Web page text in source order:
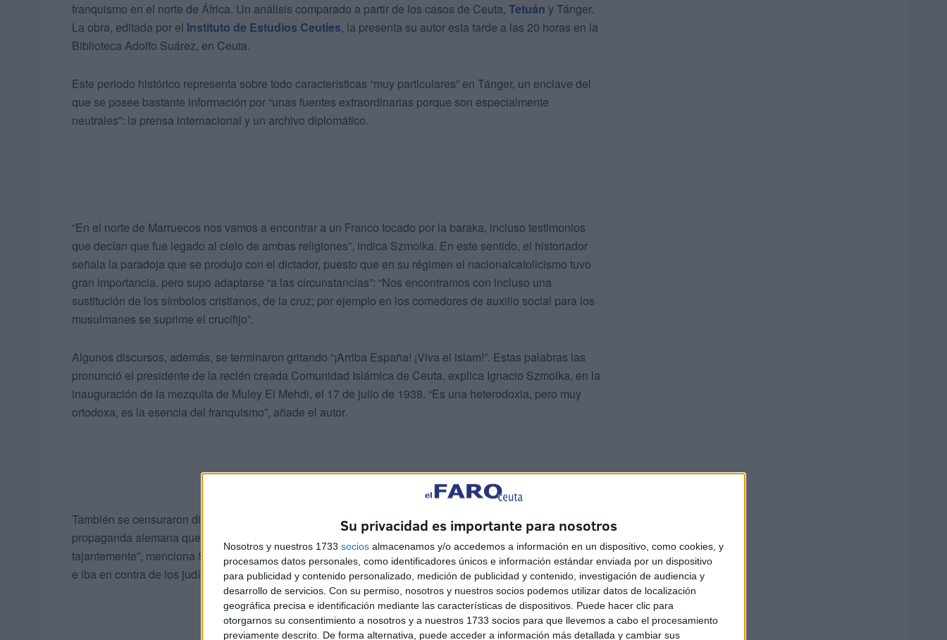
Su privacidad es importante para nosotros
Nosotros y nuestros 1733 socios almacenamos y/o accedemos a información en un dispositivo, como cookies, y
procesamos datos personales, como identificadores únicos e información estándar enviada por un dispositivo
para publicidad y contenido personalizado, medición de publicidad y contenido, investigación de audiencia y
desarrollo de servicios. Con su permiso, nosotros y nuestros socios podemos utilizar datos de localización
geográfica precisa e identificación mediante las características de dispositivos. Puede hacer clic para
otorgarnos su consentimiento a nosotros y a nuestros 1733 socios para que llevemos a cabo el procesamiento
previamente descrito. De forma alternativa, puede acceder a información más detallada y cambiar sus
franquismo en el norte de África. Un análisis comparado a partir de los casos de Ceuta, Tetuán y Tánger.
La obra, editada por el Instituto de Estudios Ceutíes, la presenta su autor esta tarde a las 20 horas en la
Biblioteca Adolfo Suárez, en Ceuta.
Este periodo histórico representa sobre todo características “muy particulares” en Tánger, un enclave del
que se posee bastante información por “unas fuentes extraordinarias porque son especialmente
neutrales”: la prensa internacional y un archivo diplomático.
“En el norte de Marruecos nos vamos a encontrar a un Franco tocado por la baraka, incluso testimonios
que decían que fue legado al cielo de ambas religiones”, indica Szmolka. En este sentido, el historiador
señala la paradoja que se produjo con el dictador, puesto que en su régimen el nacionalcatolicismo tuvo
gran importancia, pero supo adaptarse “a las circunstancias”: “Nos encontramos con incluso una
sustitución de los símbolos cristianos, de la cruz; por ejemplo en los comedores de auxilio social para los
musulmanes se suprime el crucifijo”.
Algunos discursos, además, se terminaron gritando “¡Arriba España! ¡Viva el islam!”. Estas palabras las
pronunció el presidente de la recién creada Comunidad Islámica de Ceuta, explica Ignacio Szmolka, en la
inauguración de la mezquita de Muley El Mehdi, el 17 de julio de 1938. “Es una heterodoxia, pero muy
ortodoxa, es la esencia del franquismo”, añade el autor.
También se censuraron discursos que se pudieron escuchar en otros puntos del país. “Recuerdo una
propaganda alemana que se repartió por toda la Península y en el norte de África se prohibió
tajantemente”, menciona Szmolka. El contenido se extraía de una alocución que dio Hitler en Nuremberg
e iba en contra de los judíos.